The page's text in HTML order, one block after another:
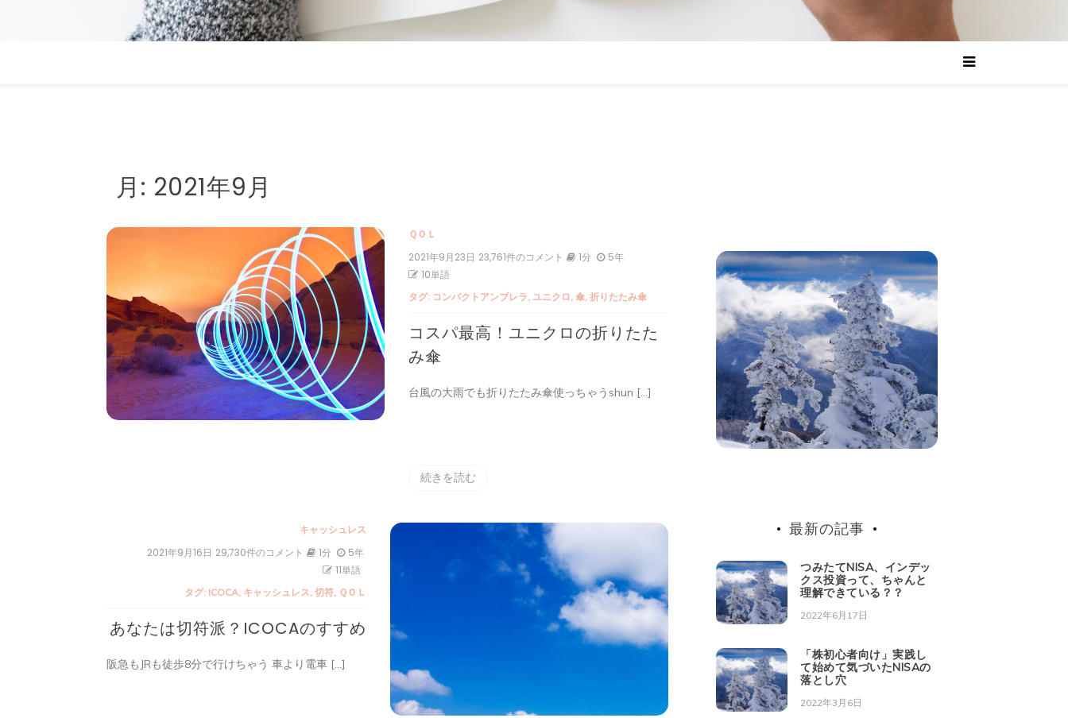
月: 2021年9月
ＱＯＬ
2021年9月23日 コ
最
ユ
ニ
の
折
23,761件のコメント 1分
5年
10単語
タグ: コンパクトアンブレラ,ユニクロ ,傘,折りたたみ傘
コスパ最高！ユニクロの折りたた
み傘
台風の大雨でも折りたたみ傘使っちゃうshun […]
続きを読む
キャッシュレス
2021年9月16日 あ
は
符
派？
の
29,730件のコメント 1分
5年
11単語
タグ: ICOCA, キャッシュレス,切符, ＱＯＬ
あなたは切符派？ICOCAのすすめ
阪急もJRも徒歩8分で行けちゃう 車より電車 […]
最新の記事
つみたてNISA、インデッ
クス投資って、ちゃんと
理解できている？？
2022年6月17日
「株初心者向け」実践し
て始めて気づいたNISAの
落とし穴
2022年3月6日